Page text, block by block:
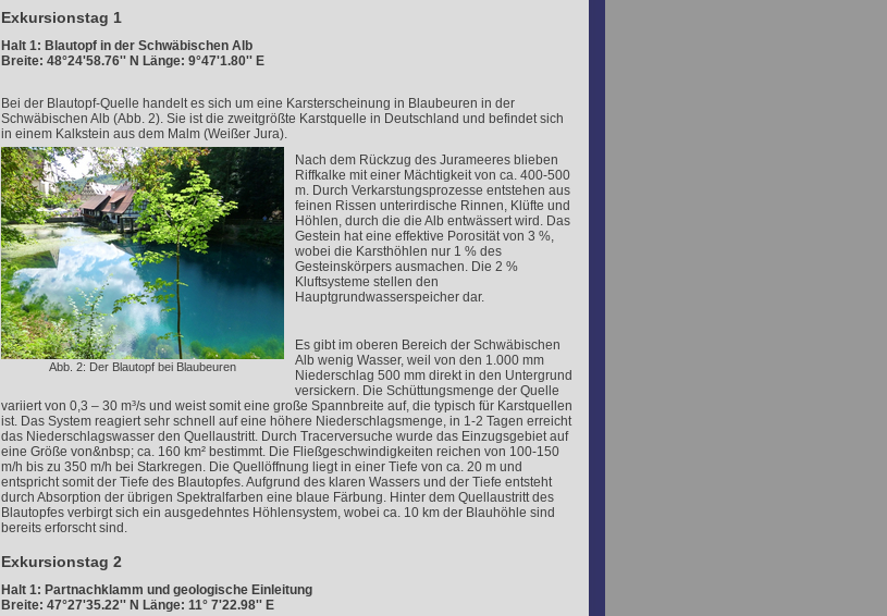
Exkursionstag 1
Halt 1: Blautopf in der Schwäbischen Alb
Breite: 48°24'58.76'' N Länge: 9°47'1.80'' E
Bei der Blautopf-Quelle handelt es sich um eine Karsterscheinung in Blaubeuren in der
Schwäbischen Alb (Abb. 2). Sie ist die zweitgrößte Karstquelle in Deutschland und befindet sich
in einem Kalkstein aus dem Malm (Weißer Jura).
Abb. 2: Der Blautopf bei Blaubeuren
Nach dem Rückzug des Jurameeres blieben
Riffkalke mit einer Mächtigkeit von ca. 400-500
m. Durch Verkarstungsprozesse entstehen aus
feinen Rissen unterirdische Rinnen, Klüfte und
Höhlen, durch die die Alb entwässert wird. Das
Gestein hat eine effektive Porosität von 3 %,
wobei die Karsthöhlen nur 1 % des
Gesteinskörpers ausmachen. Die 2 %
Kluftsysteme stellen den
Hauptgrundwasserspeicher dar.
Es gibt im oberen Bereich der Schwäbischen
Alb wenig Wasser, weil von den 1.000 mm
Niederschlag 500 mm direkt in den Untergrund
versickern. Die Schüttungsmenge der Quelle
variiert von 0,3 – 30 m³/s und weist somit eine große Spannbreite auf, die typisch für Karstquellen
ist. Das System reagiert sehr schnell auf eine höhere Niederschlagsmenge, in 1-2 Tagen erreicht
das Niederschlagswasser den Quellaustritt. Durch Tracerversuche wurde das Einzugsgebiet auf
eine Größe von&nbsp; ca. 160 km² bestimmt. Die Fließgeschwindigkeiten reichen von 100-150
m/h bis zu 350 m/h bei Starkregen. Die Quellöffnung liegt in einer Tiefe von ca. 20 m und
entspricht somit der Tiefe des Blautopfes. Aufgrund des klaren Wassers und der Tiefe entsteht
durch Absorption der übrigen Spektralfarben eine blaue Färbung. Hinter dem Quellaustritt des
Blautopfes verbirgt sich ein ausgedehntes Höhlensystem, wobei ca. 10 km der Blauhöhle sind
bereits erforscht sind.
Exkursionstag 2
Halt 1: Partnachklamm und geologische Einleitung
Breite: 47°27'35.22'' N Länge: 11° 7'22.98'' E